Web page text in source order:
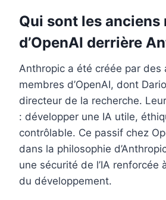
Qui sont les anciens
d’OpenAI derrière
Anthropic a été créée par des
membres d’OpenAI, dont
directeur de la recherche.
: développer une IA utile,
contrôlable. Ce passif chez
dans la philosophie
une sécurité de l’IA renforcée
du développement.